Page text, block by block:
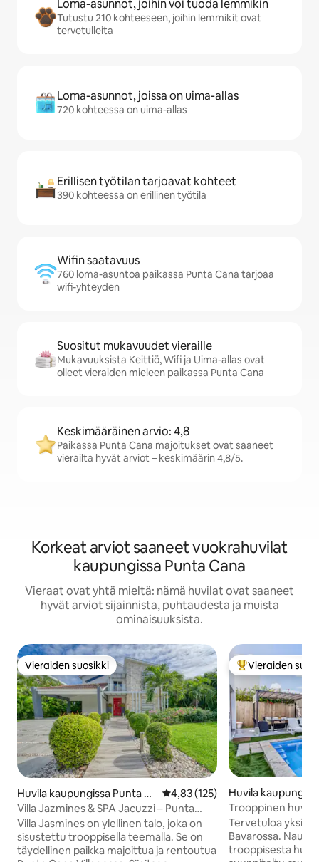
Loma-asunnot, joihin voi tuoda lemmikin
Tutustu 210 kohteeseen, joihin lemmikit ovat
tervetulleita
Loma-asunnot, joissa on uima-allas
720 kohteessa on uima-allas
Erillisen työtilan tarjoavat kohteet
390 kohteessa on erillinen työtila
Wifin saatavuus
760 loma-asuntoa paikassa Punta Cana tarjoaa
wifi-yhteyden
Suositut mukavuudet vieraille
Mukavuuksista Keittiö, Wifi ja Uima-allas ovat
olleet vieraiden mieleen paikassa Punta Cana
Keskimääräinen arvio: 4,8
Paikassa Punta Cana majoitukset ovat saaneet
vierailta hyvät arviot – keskimäärin 4,8/5.
Korkeat arviot saaneet vuokrahuvilat
kaupungissa Punta Cana
Vieraat ovat yhtä mieltä: nämä huvilat ovat saaneet
hyvät arviot sijainnista, puhtaudesta ja muista
ominaisuuksista.
Vieraiden suosikki
Vieraiden suosikki
Huvila kaupungissa Punta C
ana
Keskimääräinen arvio 4,83/5,
4,83 (125)
Villa Jazmines & SPA Jacuzzi – Punta
Cana Village
Villa Jasmines on ylellinen talo, joka on
sisustettu trooppisella teemalla. Se on
täydellinen paikka majoittua ja rentoutua
Vieraiden
Vieraiden
Huvila
na
Trooppinen huvila
poreallas lähellä
Tervetuloa
Bavarossa. Nauti
trooppisesta